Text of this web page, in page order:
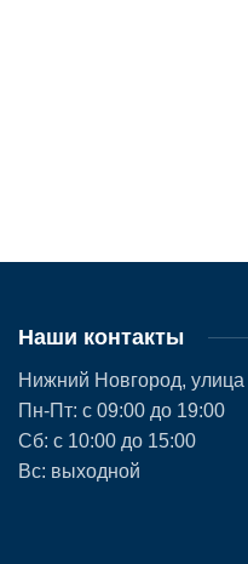
Наши контакты
Нижний Новгород,
Пн-Пт: с 09:00 до 19:00
Сб: с 10:00 до 15:00
Вс: выходной